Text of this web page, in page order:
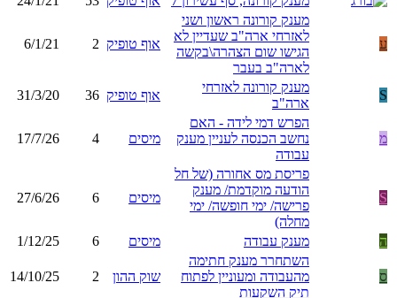
ע
מענק קורונה ראשון ושני
לאזרחי ארה"ב שעדיין לא
הגישו שום הצהרה\בקשה
לארה"ב בעבר
אוף טופיק 2
6/1/21
S
מענק קורונה לאזרחי
ארה"ב
אוף טופיק 36
31/3/20
מ
הפרש דמי לידה - האם
נחשב הכנסה לעניין מענק
עבודה
מיסים 4
17/7/26
S
פריסת מס אחורה (של חל
הודעה מוקדמת/ מענק
פרישה/ ימי חופשה/ ימי
מחלה)
מיסים 6
27/6/26
ה מענק עבודה מיסים 6
1/12/25
ס
השתחרר מענק חתימה
מהעבודה ומעוניין לפתוח
תיק השקעות
שוק ההון 2
14/10/25